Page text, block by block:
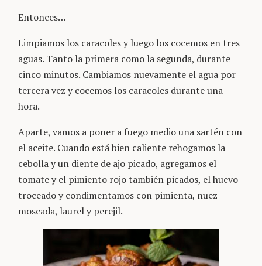
Entonces…
Limpiamos los caracoles y luego los cocemos en tres
aguas. Tanto la primera como la segunda, durante
cinco minutos. Cambiamos nuevamente el agua por
tercera vez y cocemos los caracoles durante una
hora.
Aparte, vamos a poner a fuego medio una sartén con
el aceite. Cuando está bien caliente rehogamos la
cebolla y un diente de ajo picado, agregamos el
tomate y el pimiento rojo también picados, el huevo
troceado y condimentamos con pimienta, nuez
moscada, laurel y perejil.